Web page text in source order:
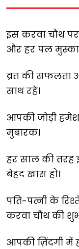
इस करवा चौथ
और हर पल
व्रत की सफलता
साथ रहे।
आपकी जोड़ी
मुबारक।
हर साल की तरह
बेहद खास हो।
पति-पत्नी के
करवा चौथ की
आपकी ज़िंदगी में